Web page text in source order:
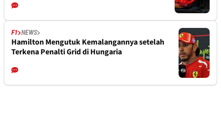
F1 NEWS
Hamilton Mengutuk Kemalangannya setelah
Terkena Penalti Grid di Hungaria